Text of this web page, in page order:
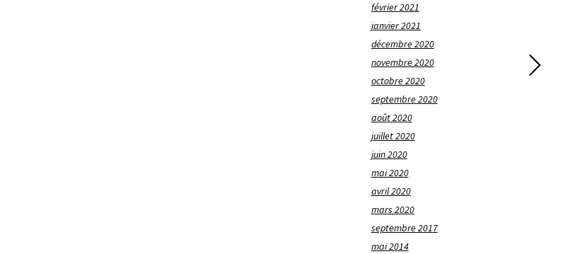
février 2021
janvier 2021
décembre 2020
novembre 2020
octobre 2020
septembre 2020
août 2020
juillet 2020
juin 2020
mai 2020
avril 2020
mars 2020
septembre 2017
mai 2014